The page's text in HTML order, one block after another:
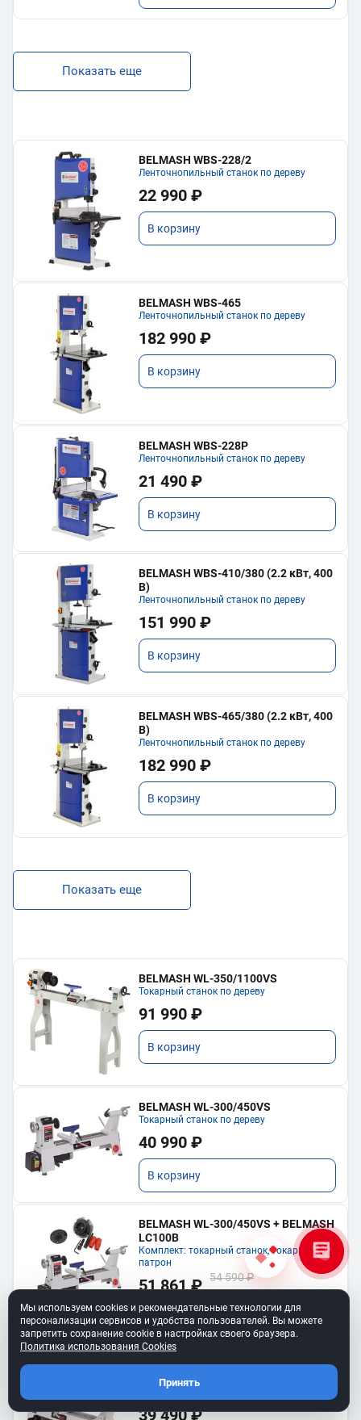
Показать еще
BELMASH WBS-228/2
Ленточнопильный станок по дереву
22 990 ₽
В корзину
BELMASH WBS-465
Ленточнопильный станок по дереву
182 990 ₽
В корзину
BELMASH WBS-228P
Ленточнопильный станок по дереву
21 490 ₽
В корзину
BELMASH WBS-410/380 (2.2 кВт, 400
В)
Ленточнопильный станок по дереву
151 990 ₽
В корзину
BELMASH WBS-465/380 (2.2 кВт, 400
В)
Ленточнопильный станок по дереву
182 990 ₽
В корзину
Показать еще
BELMASH WL-350/1100VS
Токарный станок по дереву
91 990 ₽
В корзину
BELMASH WL-300/450VS
Токарный станок по дереву
40 990 ₽
В корзину
BELMASH WL-300/450VS + BELMASH
LC100B
Комплект: токарный станок, токарный
патрон
51 861 ₽ 54 590 ₽
В корзину
BELMASH WL-300/535
Токарный станок
39 490 ₽
Мы используем cookies и рекомендательные технологии для
персонализации сервисов и удобства пользователей. Вы можете
запретить сохранение cookie в настройках своего браузера.
Политика использования Cookies
Принять